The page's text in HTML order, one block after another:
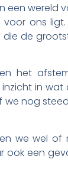
een wereld
ons
die de
het
in wat
nog
we wel of
ook een